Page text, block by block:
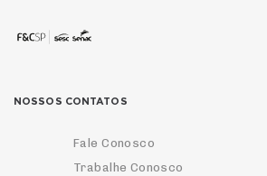
NOSSOS CONTATOS
Fale Conosco
Trabalhe Conosco